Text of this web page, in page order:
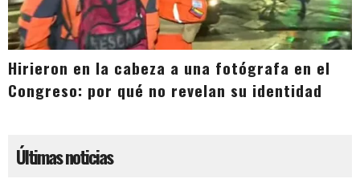
Hirieron en la cabeza a una fotógrafa en el
Congreso: por qué no revelan su identidad
Últimas noticias